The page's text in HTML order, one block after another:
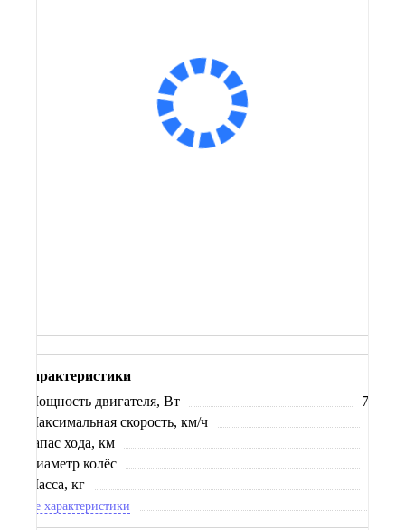
Сообщить о поступлении
Характеристики
Мощность двигателя, Вт
750
Максимальная скорость, км/ч
Запас хода, км
Диаметр колёс
Масса, кг
Все характеристики